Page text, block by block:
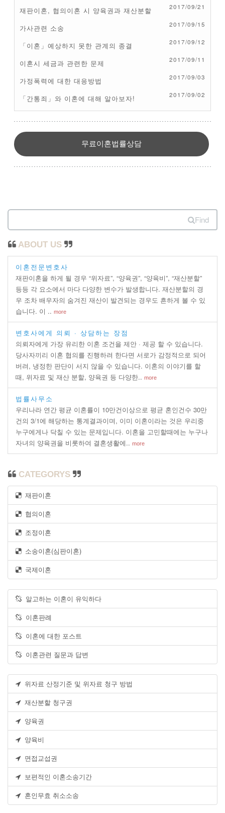
재판이혼, 협의이혼 시 양육권과 재산분할 2017/09/21
가사관련 소송 2017/09/15
「이혼」예상하지 못한 관계의 종결 2017/09/12
이혼시 세금과 관련한 문제 2017/09/11
가정폭력에 대한 대응방법 2017/09/03
「간통죄」와 이혼에 대해 알아보자! 2017/09/02
무료이혼법률상담
Find
ABOUT US
이혼전문변호사
재판이혼을 하게 될 경우 “위자료”, “양육권”, “양육비”, “재산분할”
등등 각 요소에서 마다 다양한 변수가 발생합니다. 재산분할의 경
우 조차 배우자의 숨겨진 재산이 발견되는 경우도 흔하게 볼 수 있
습니다. 이 .. more
변호사에게 의뢰 · 상담하는 장점
의뢰자에게 가장 유리한 이혼 조건을 제안 · 제공 할 수 있습니다.
당사자끼리 이혼 협의를 진행하려 한다면 서로가 감정적으로 되어
버려, 냉정한 판단이 서지 않을 수 있습니다. 이혼의 이야기를 할
때, 위자료 및 재산 분할, 양육권 등 다양한.. more
법률사무소
우리나라 연간 평균 이혼률이 10만건이상으로 평균 혼인건수 30만
건의 3/1에 해당하는 통계결과이며, 이미 이혼이라는 것은 우리중
누구에게나 닥칠 수 있는 문제입니다. 이혼을 고민할때에는 누구나
자녀의 양육권을 비롯하여 결혼생활에.. more
CATEGORYS
재판이혼
협의이혼
조정이혼
소송이혼(심판이혼)
국제이혼
알고하는 이혼이 유익하다
이혼판례
이혼에 대한 포스트
이혼관련 질문과 답변
위자료 산정기준 및 위자료 청구 방법
재산분할 청구권
양육권
양육비
면접교섭권
보편적인 이혼소송기간
혼인무효 취소소송